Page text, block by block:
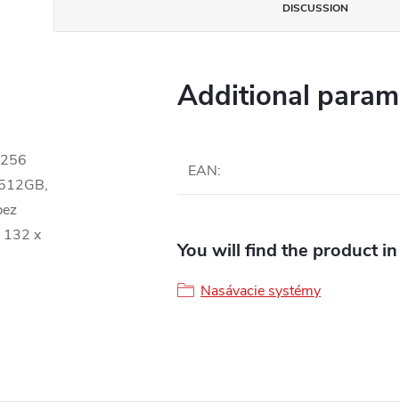
DISCUSSION
132 x
Additional
EAN:
You will find the product
Nasávacie systémy